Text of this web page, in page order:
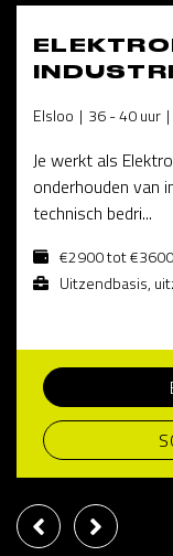
Elsloo 36 - 40 uur
Je werkt als
onderhouden van
technisch bedri...
€2900 tot
Uitzendbasis,